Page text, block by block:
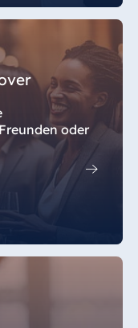
oder